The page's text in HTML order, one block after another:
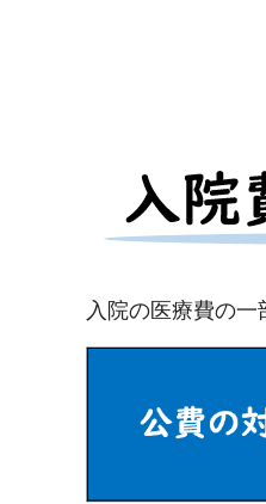
入院の医療費の